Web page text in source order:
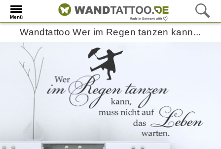
Menü
Wandtattoo Wer im Regen tanzen kann...